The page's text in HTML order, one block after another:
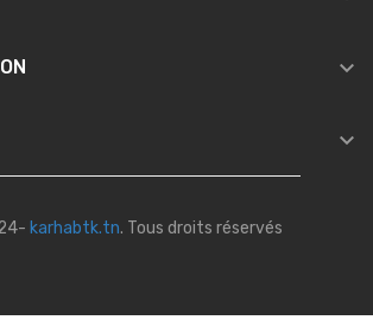


karhabtk.tn. Tous droits réservés